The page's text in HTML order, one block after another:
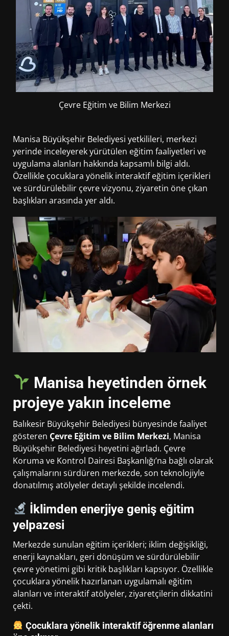
Çevre Eğitim ve Bilim Merkezi
Manisa Büyükşehir Belediyesi yetkilileri, merkezi
yerinde inceleyerek yürütülen eğitim faaliyetleri ve
uygulama alanları hakkında kapsamlı bilgi aldı.
Özellikle çocuklara yönelik interaktif eğitim içerikleri
ve sürdürülebilir çevre vizyonu, ziyaretin öne çıkan
başlıkları arasında yer aldı.
Manisa heyetinden örnek
projeye yakın inceleme
Balıkesir Büyükşehir Belediyesi bünyesinde faaliyet
gösteren Çevre Eğitim ve Bilim Merkezi, Manisa
Büyükşehir Belediyesi heyetini ağırladı. Çevre
Koruma ve Kontrol Dairesi Başkanlığı’na bağlı olarak
çalışmalarını sürdüren merkezde, son teknolojiyle
donatılmış atölyeler detaylı şekilde incelendi.
İklimden enerjiye geniş eğitim
yelpazesi
Merkezde sunulan eğitim içerikleri; iklim değişikliği,
enerji kaynakları, geri dönüşüm ve sürdürülebilir
çevre yönetimi gibi kritik başlıkları kapsıyor. Özellikle
çocuklara yönelik hazırlanan uygulamalı eğitim
alanları ve interaktif atölyeler, ziyaretçilerin dikkatini
çekti.
Çocuklara yönelik interaktif öğrenme alanları